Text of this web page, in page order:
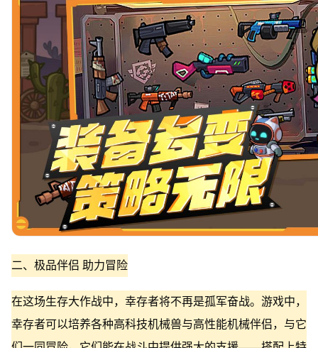
二、极品伴侣 助力冒险
在这场生存大作战中，幸存者将不再是孤军奋战。游戏中，
幸存者可以培养各种高科技机械兽与高性能机械伴侣，与它